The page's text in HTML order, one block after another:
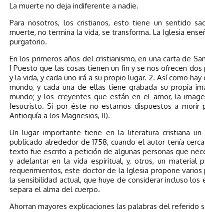
La muerte no deja indiferente a nadie.
Para nosotros, los cristianos, esto tiene un sentido
muerte, no termina la vida, se transforma. La Iglesia
purgatorio.
En los primeros años del cristianismo, en una carta de
1 Puesto que las cosas tienen un fin y se nos ofrecen
y la vida, y cada uno irá a su propio lugar. 2. Así como
mundo, y cada una de ellas tiene grabada su propia
mundo; y los creyentes que están en el amor, la
Jesucristo. Si por éste no estamos dispuestos a
Antioquía a los Magnesios, II).
Un lugar importante tiene en la literatura cristiana un
publicado alrededor de 1758, cuando el autor tenía
texto fue escrito a petición de algunas personas que
y adelantar en la vida espiritual, y, otros, un material
requerimientos, este doctor de la Iglesia propone
la sensibilidad actual, que huye de considerar incluso
separa el alma del cuerpo.
Ahorran mayores explicaciones las palabras del referido